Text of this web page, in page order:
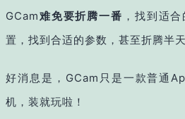
GCam难免要折腾一番 ，找到适
置，找到合适的参数，甚至折腾半天
好消息是，GCam只是一款普通
机，装就玩啦！